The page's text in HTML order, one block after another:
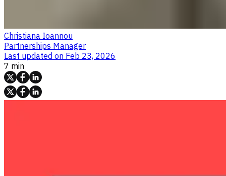
Christiana Ioannou
Partnerships Manager
Last updated on Feb 23, 2026
7 min